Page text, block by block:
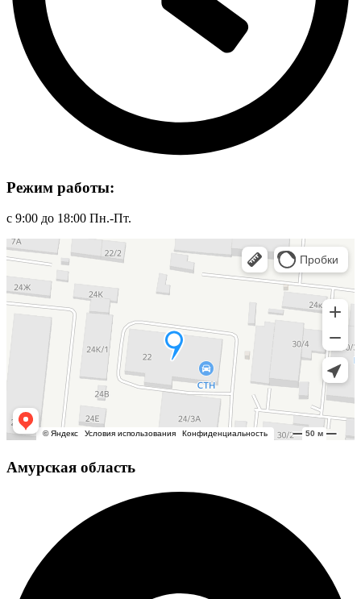
Режим работы:
с 9:00 до 18:00 Пн.-Пт.
Амурская область